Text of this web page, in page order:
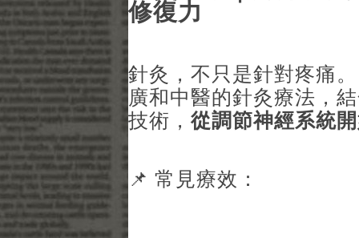
修復力
針灸，不只是針對疼痛。
廣和中醫的針灸療法，
技術， 從調節神經系統
📌 常見療效：